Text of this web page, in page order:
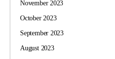
November 2023
October 2023
September 2023
August 2023